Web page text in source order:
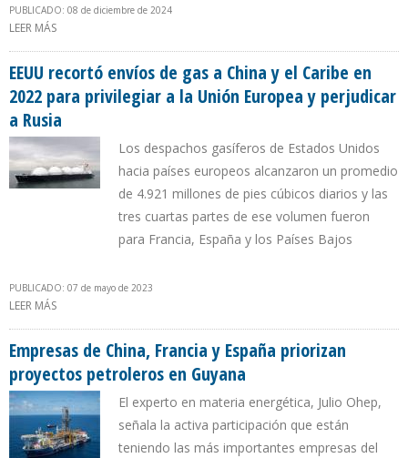
PUBLICADO: 08 de diciembre de 2024
LEER MÁS
EEUU recortó envíos de gas a China y el Caribe en
2022 para privilegiar a la Unión Europea y perjudicar
a Rusia
Los despachos gasíferos de Estados Unidos
hacia países europeos alcanzaron un promedio
de 4.921 millones de pies cúbicos diarios y las
tres cuartas partes de ese volumen fueron
para Francia, España y los Países Bajos
PUBLICADO: 07 de mayo de 2023
LEER MÁS
RUSIA
Empresas de China, Francia y España priorizan
proyectos petroleros en Guyana
El experto en materia energética, Julio Ohep,
señala la activa participación que están
teniendo las más importantes empresas del